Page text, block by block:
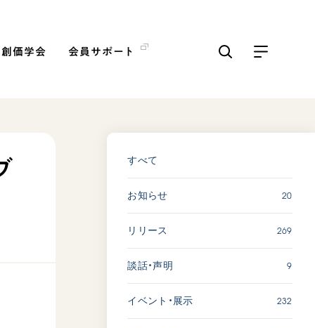
価学会 会員サポート
「三つの花ことば」 関西吹
奏楽団
2026.07.31
動画
すべて
お知らせ 20
リリース 269
談話・声明 9
イベント・展示 232